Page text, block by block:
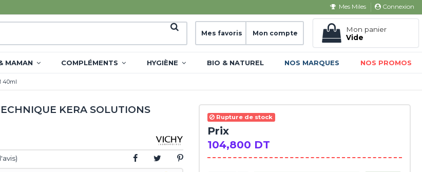
Mes Miles Connexion
Mes favoris Mon compte
Mon panier
Vide
MAMAN COMPLÉMENTS HYGIÈNE BIO & NATUREL NOS MARQUES NOS PROMOS
40ml
KERA SOLUTIONS
Rupture de stock
Prix
104,800 DT